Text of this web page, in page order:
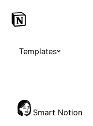
Templates
Smart Notion